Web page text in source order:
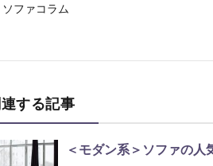
ソファコラム
する記事
＜モダン系＞ソファの人